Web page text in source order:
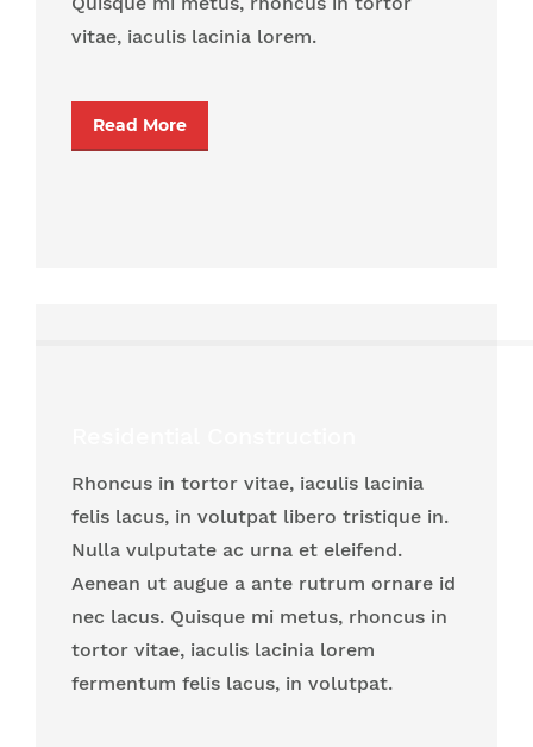
vitae, iaculis lacinia lorem.
Read More
Rhoncus in tortor vitae, iaculis lacinia
felis lacus, in volutpat libero tristique in.
Nulla vulputate ac urna et eleifend.
Aenean ut augue a ante rutrum ornare id
nec lacus. Quisque mi metus, rhoncus in
tortor vitae, iaculis lacinia lorem
fermentum felis lacus, in volutpat.